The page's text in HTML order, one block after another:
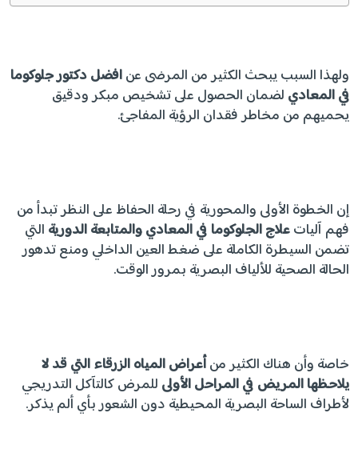
ولهذا السبب يبحث الكثير من المرضى عنافضل دكتور جلوكوما
في المعادي لضمان الحصول على تشخيص مبكر ودقيق
يحميهم من مخاطر فقدان الرؤية المفاجئ.
إن الخطوة الأولى والمحورية في رحلة الحفاظ على النظر تبدأ من
فهم آلياتعلاج الجلوكوما في المعادي والمتابعة الدورية التي
تضمن السيطرة الكاملة على ضغط العين الداخلي ومنع تدهور
الحالة الصحية للألياف البصرية بمرور الوقت.
خاصة وأن هناك الكثير منأعراض المياه الزرقاء التي قد لا
يلاحظها المريض في المراحل الأولى للمرض كالتآكل التدريجي
لأطراف الساحة البصرية المحيطية دون الشعور بأي ألم يذكر.